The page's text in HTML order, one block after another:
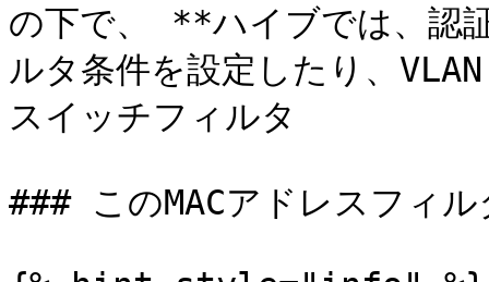
の下で、 **ハイブでは、認
ルタ条件を設定したり、
スイッチフィルタ
### このMACアドレスフィ